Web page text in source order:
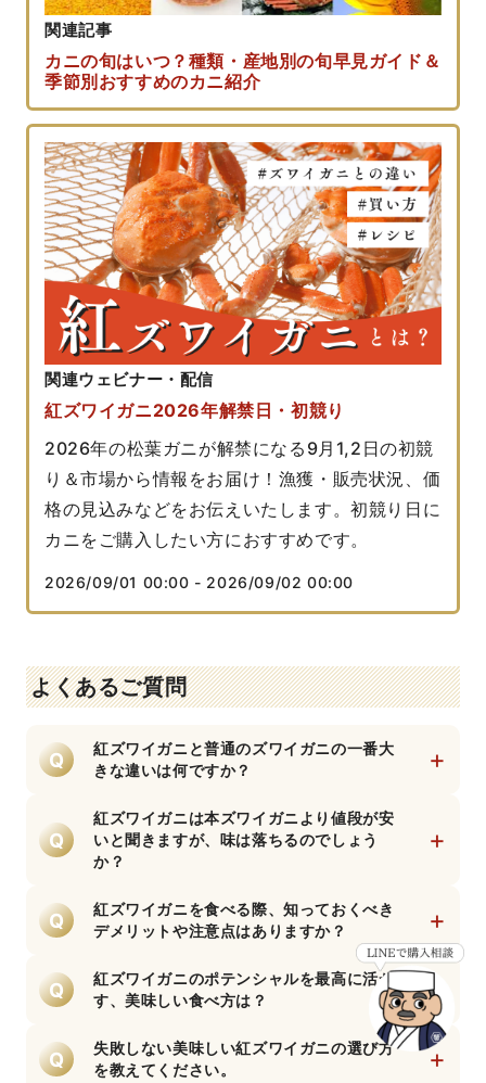
関連記事
カニの旬はいつ？種類・産地別の旬早見ガイド＆
季節別おすすめのカニ紹介
関連ウェビナー・配信
紅ズワイガニ2026年解禁日・初競り
2026年の松葉ガニが解禁になる9月1,2日の初競
り＆市場から情報をお届け！漁獲・販売状況、価
格の見込みなどをお伝えいたします。初競り日に
カニをご購入したい方におすすめです。
2026/09/01 00:00 - 2026/09/02 00:00
よくあるご質問
Q
紅ズワイガニと普通のズワイガニの一番大
きな違いは何ですか？
+
A
する海の深さです。 紅ズワイガニは生きてい
る時から全身が鮮やかな赤色で水深500m〜
2,500mの栄養豊富な深海に生息していま
と赤くなり、水深200m〜400mに生息して
います。
Q
紅ズワイガニは本ズワイガニより値段が安
いと聞きますが、味は落ちるのでしょう
か？
+
ん。紅ズワイガニは水分量が多いためジュー
シーで、本ズワイガニ以上に甘みが強いとい
う素晴らしい特徴を持っています。価格が手
頃なのは漁期が長く、カニ籠漁法で一度にた
くさん獲れるためです。安くて抜群に甘いと
いう、非常にコスパの高いカニです。
Q
紅ズワイガニを食べる際、知っておくべき
デメリットや注意点はありますか？
+
身がやや痩せやすい点と、鮮度落ちが早い点
です。本ズワイガニに比べると殻の中の身の
詰まりが少し控えめに感じられることがあり
ます。また、水揚げ後の鮮度管理が難しいた
め、流通する多くが水揚げ直後に現地でボイ
ルされたものや急速冷凍されたものになりま
Q
紅ズワイガニのポテンシャルを最高に活か
す、美味しい食べ方は？
+
その強い甘みとジューシーさを活かした「カ
ニ鍋（生・ポーション）」や「ボイルのその
まま剥き身」が絶品です。また、熱を通して
Q
失敗しない美味しい紅ズワイガニの選び方
を教えてください。
+